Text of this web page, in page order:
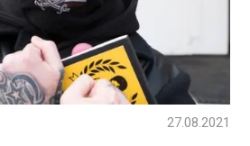
27.08.2021